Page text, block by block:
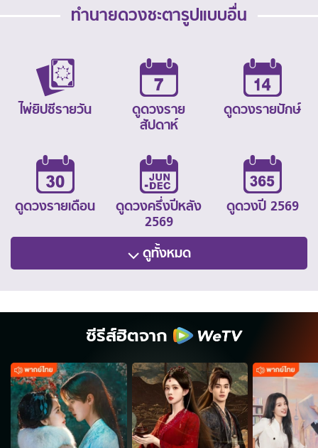
ทำนายดวงชะตารูปแบบอื่น
ไพ่ยิปซีรายวัน
ดูดวงราย
สัปดาห์
ดูดวงรายปักษ์
ดูดวงรายเดือน
ดูดวงครึ่งปีหลัง
2569
ดูดวงปี 2569
ดูทั้งหมด
ซีรีส์ฮิตจาก